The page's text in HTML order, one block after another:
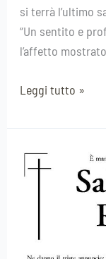
si terrà l’ultimo
“Un sentito e
l’affetto
Leggi tutto »
Salvatore
Rocca